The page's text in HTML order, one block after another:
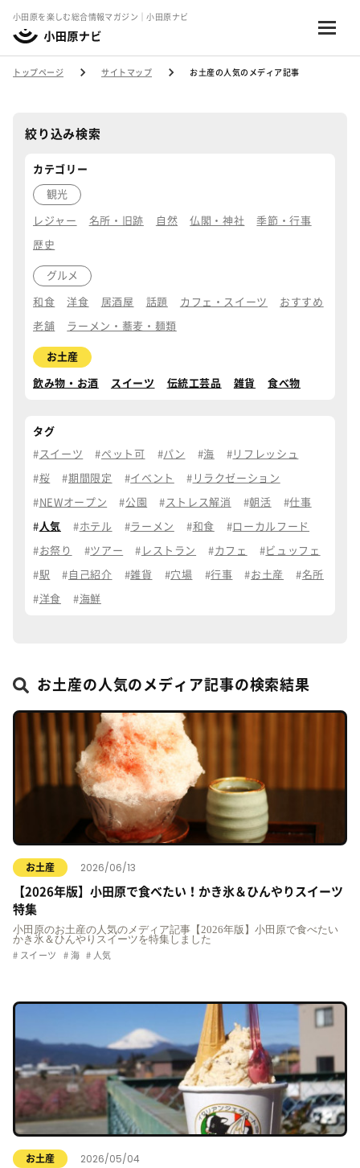
小田原を楽しむ総合情報マガジン｜小田原ナビ
トップページ サイトマップ お土産の人気のメディア記事
絞り込み検索
カテゴリー
観光
レジャー 名所・旧跡 自然 仏閣・神社 季節・行事
歴史
グルメ
和食 洋食 居酒屋 話題 カフェ・スイーツ おすすめ
老舗 ラーメン・蕎麦・麺類
お土産
飲み物・お酒 スイーツ 伝統工芸品 雑貨 食べ物
タグ
スイーツ ペット可 パン 海 リフレッシュ
桜 期間限定 イベント リラクゼーション
NEWオープン 公園 ストレス解消 朝活 仕事
人気 ホテル ラーメン 和食 ローカルフード
お祭り ツアー レストラン カフェ ビュッフェ
駅 自己紹介 雑貨 穴場 行事 お土産 名所
洋食 海鮮
お土産の人気のメディア記事の検索結果
お土産 2026/06/13
【2026年版】小田原で食べたい！かき氷＆ひんやりスイーツ
特集
小田原のお土産の人気のメディア記事【2026年版】小田原で食べたい
かき氷＆ひんやりスイーツを特集しました
スイーツ 海 人気
お土産 2026/05/04